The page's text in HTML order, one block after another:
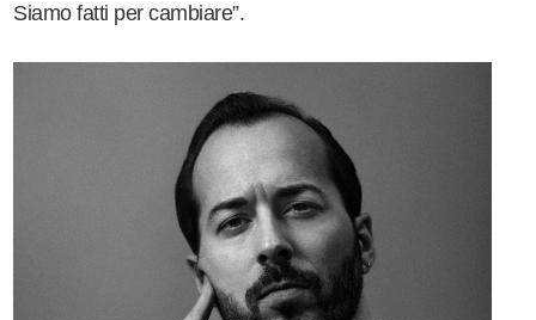
Siamo fatti per cambiare”.